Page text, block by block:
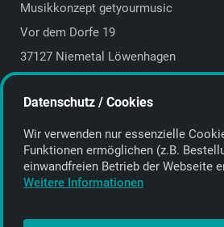
Musikkonzept getyourmusic
Vor dem Dorfe 19
37127 Niemetal Löwenhagen
E-Mail:info@getyourmusic.de
Alle Informationen
Kontakt
CD-Anbieter werden
Datenschutz / Cookies
Wir verwenden nur essenzielle
Funktionen ermöglichen (z.B.
einwand­freien Betrieb der Webseite
Weitere Informationen